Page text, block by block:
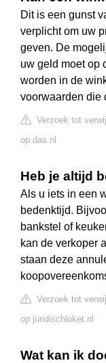
Dit is een gunst
verplicht om uw
geven. De
uw geld moet op
worden in de
voorwaarden die
Verzoek tot
op das.nl
Heb je altijd
Als u iets in een
bedenktijd.
bankstel of
kan de verkoper
staan deze
Verzoek tot
op juridischloket.nl
Wat kan ik